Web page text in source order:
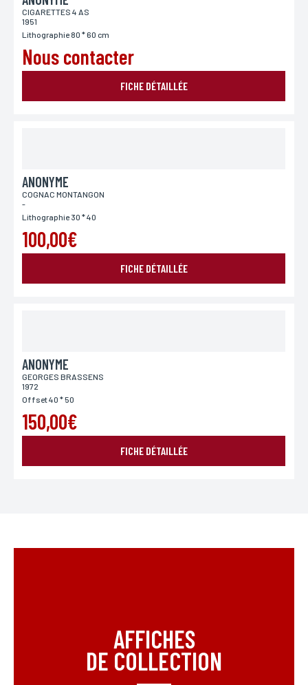
Pays
Si vous souhaitez recevoir une réponse personnalisée,
vous pouvez nous laisser votre pays.
CIGARETTES 4 AS
1951
Lithographie 80 * 60 cm
Nous contacter
FICHE DÉTAILLÉE
ANONYME
COGNAC MONTANGON
-
Lithographie 30 * 40
100,00€
FICHE DÉTAILLÉE
ANONYME
GEORGES BRASSENS
1972
Offset 40 * 50
150,00€
FICHE DÉTAILLÉE
AFFICHES
DE COLLECTION